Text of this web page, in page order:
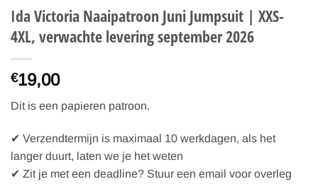
Ida Victoria Naaipatroon Juni Jumpsuit | XXS-
4XL, verwachte levering september 2026
€19,00
Dit is een papieren patroon.
✔ Verzendtermijn is maximaal 10 werkdagen, als het
langer duurt, laten we je het weten
✔ Zit je met een deadline? Stuur een email voor overleg